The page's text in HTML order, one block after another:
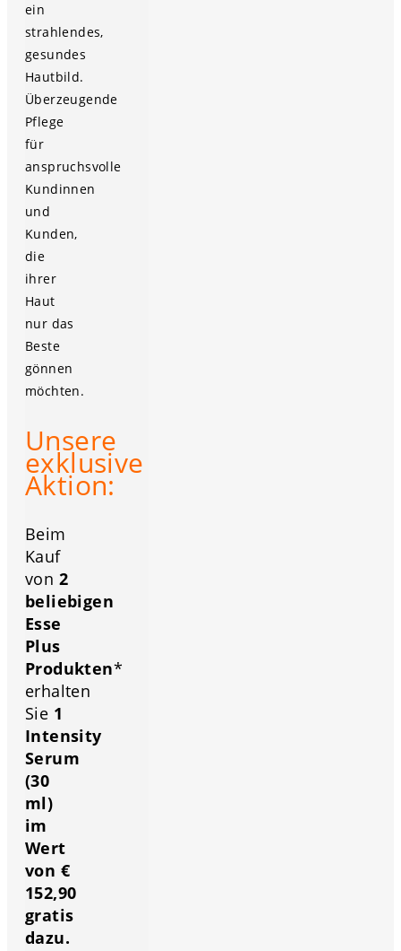
ein
strahlendes,
gesundes
Hautbild.
Überzeugende
Pflege
für
anspruchsvolle
Kundinnen
und
Kunden,
die
ihrer
Haut
nur das
Beste
gönnen
möchten.
Unsere
exklusive
Aktion:
Beim
Kauf
von 2
beliebigen
Esse
Plus
Produkten*
erhalten
Sie 1
Intensity
Serum
(30
ml)
im
Wert
von €
152,90
gratis
dazu.